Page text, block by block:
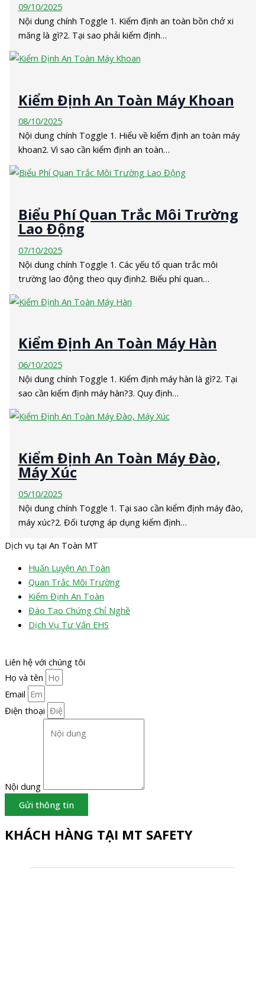
09/10/2025
Nội dung chính Toggle 1. Kiểm định an toàn bồn chở xi
măng là gì?2. Tại sao phải kiểm định…
Kiểm Định An Toàn Máy Khoan
08/10/2025
Nội dung chính Toggle 1. Hiểu về kiểm định an toàn máy
khoan2. Vì sao cần kiểm định an toàn…
Biểu Phí Quan Trắc Môi Trường
Lao Động
07/10/2025
Nội dung chính Toggle 1. Các yếu tố quan trắc môi
trường lao động theo quy định2. Biểu phí quan…
Kiểm Định An Toàn Máy Hàn
06/10/2025
Nội dung chính Toggle 1. Kiểm định máy hàn là gì?2. Tại
sao cần kiểm định máy hàn?3. Quy định…
Kiểm Định An Toàn Máy Đào,
Máy Xúc
05/10/2025
Nội dung chính Toggle 1. Tại sao cần kiểm định máy đào,
máy xúc?2. Đối tượng áp dụng kiểm định…
Dịch vụ tại An Toàn MT
Huấn Luyện An Toàn
Quan Trắc Môi Trường
Kiểm Định An Toàn
Đào Tạo Chứng Chỉ Nghề
Dịch Vụ Tư Vấn EHS
Liên hệ với chúng tôi
Họ và tên
Email
Điện thoại
Nội dung
Gửi thông tin
KHÁCH HÀNG TẠI MT SAFETY